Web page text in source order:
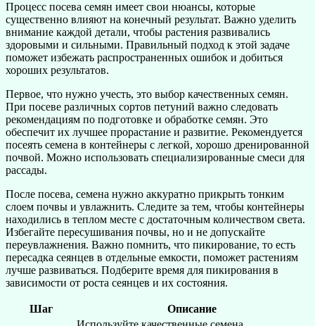
Процесс посева семян имеет свои нюансы, которые
существенно влияют на конечный результат. Важно уделить
внимание каждой детали, чтобы растения развивались
здоровыми и сильными. Правильный подход к этой задаче
поможет избежать распространенных ошибок и добиться
хороших результатов.
Первое, что нужно учесть, это выбор качественных семян.
При посеве различных сортов петуний важно следовать
рекомендациям по подготовке и обработке семян. Это
обеспечит их лучшее прорастание и развитие. Рекомендуется
посеять семена в контейнеры с легкой, хорошо дренированной
почвой. Можно использовать специализированные смеси для
рассады.
После посева, семена нужно аккуратно прикрыть тонким
слоем почвы и увлажнить. Следите за тем, чтобы контейнеры
находились в теплом месте с достаточным количеством света.
Избегайте пересушивания почвы, но и не допускайте
переувлажнения. Важно помнить, что пикирование, то есть
пересадка сеянцев в отдельные емкости, поможет растениям
лучше развиваться. Подберите время для пикирования в
зависимости от роста сеянцев и их состояния.
Шаг
Описание